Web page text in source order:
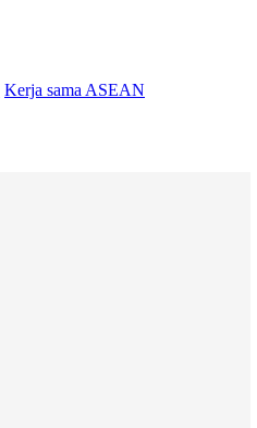
Kerja sama ASEAN